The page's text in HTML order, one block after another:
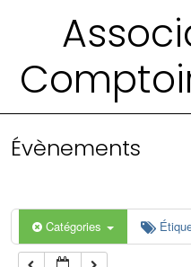
Évènements
Catégories
4 h 00 min
6 h 00 min